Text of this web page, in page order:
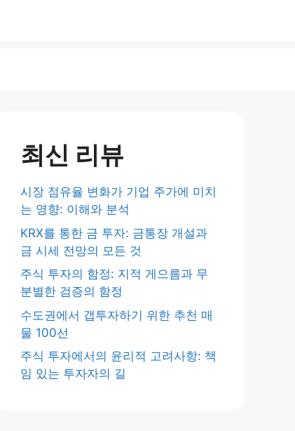
최신 리뷰
시장 점유율 변화가 기업 주가에 미치
는 영향: 이해와 분석
KRX를 통한 금 투자: 금통장 개설과
금 시세 전망의 모든 것
주식 투자의 함정: 지적 게으름과 무
분별한 검증의 함정
수도권에서 갭투자하기 위한 추천 매
물 100선
주식 투자에서의 윤리적 고려사항: 책
임 있는 투자자의 길